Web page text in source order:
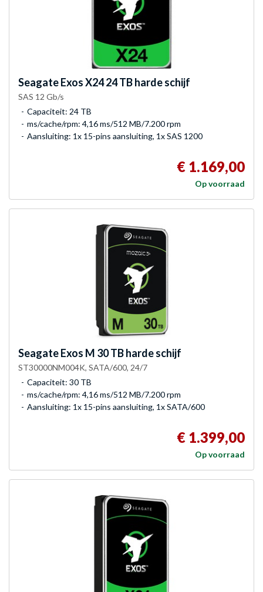
SeagateExos X24 24 TB harde schijf
SAS 12 Gb/s
Capaciteit: 24 TB
ms/cache/rpm: 4,16 ms/512 MB/7.200 rpm
Aansluiting: 1x 15-pins aansluiting, 1x SAS 1200
€ 1.169,00
Op voorraad
SeagateExos M 30 TB harde schijf
ST30000NM004K, SATA/600, 24/7
Capaciteit: 30 TB
ms/cache/rpm: 4,16 ms/512 MB/7.200 rpm
Aansluiting: 1x 15-pins aansluiting, 1x SATA/600
€ 1.399,00
Op voorraad